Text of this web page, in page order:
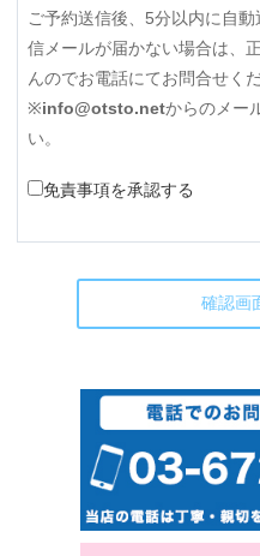
ご予約送信後、5分以内に自
信メールが届かない場合は、
んのでお電話にてお問合せくだ
※info@otsto.netからのメー
い。
免責事項を承認する